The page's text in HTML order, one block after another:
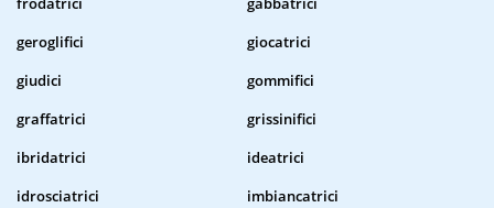
geroglifici
giocatrici
giudici
gommifici
graffatrici
grissinifici
ibridatrici
ideatrici
idrosciatrici
imbiancatrici